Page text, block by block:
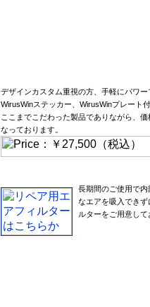
デザインカスタム重視の方、手軽にパワ
WirusWinステッカー、WirusWinプレート
ここまでこだわった製品でありながら、
なっております。
長期間のご使用で
なエアを吸入でき
ルターをご用意し